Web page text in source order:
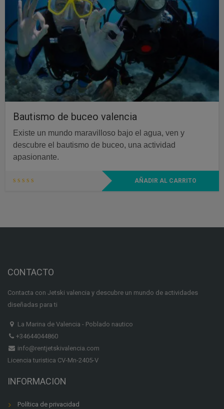
Bautismo de buceo valencia
Existe un mundo maravilloso bajo el agua, ven y
descubre el bautismo de buceo, una actividad
apasionante.
AÑADIR AL CARRITO
CONTACTO
Contacta con Jetski valencia y descubre un mundo de actividades
diseñadas para ti
La Marina de Valencia - Poblado nautico
+34644044860
info@rentjetskivalencia.com
Licencia turistica CV-Mn-2405-V
INFORMACION
Política de privacidad